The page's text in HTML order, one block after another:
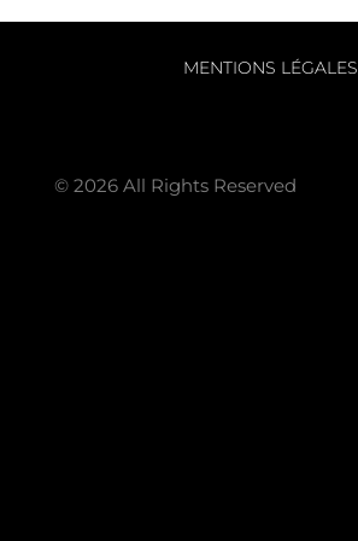
MENTIONS LÉGALES
© 2026 All Rights Reserved